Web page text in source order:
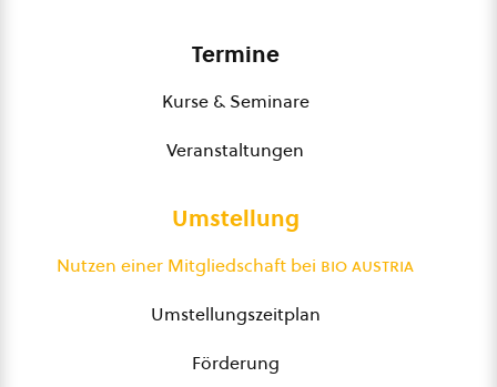
Termine
Kurse & Seminare
Veranstaltungen
Umstellung
Nutzen einer Mitgliedschaft bei bio austria
Umstellungszeitplan
Förderung